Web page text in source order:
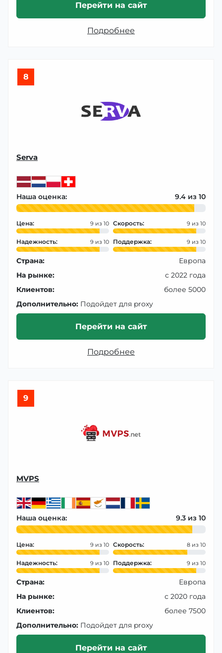
Перейти на сайт
Подробнее
8
Serva
Наша оценка: 9.4
Цена: 9 Скорость: 9
Надежность: 9 Поддержка: 9
Страна:
Европа
На рынке:
с 2022 года
Клиентов:
более 5000
Дополнительно: Подойдет для proxy
Перейти на сайт
Подробнее
9
MVPS
Наша оценка: 9.3
Цена: 9 Скорость: 8
Надежность: 9 Поддержка: 9
Страна:
Европа
На рынке:
с 2020 года
Клиентов:
более 7500
Дополнительно: Подойдет для proxy
Перейти на сайт